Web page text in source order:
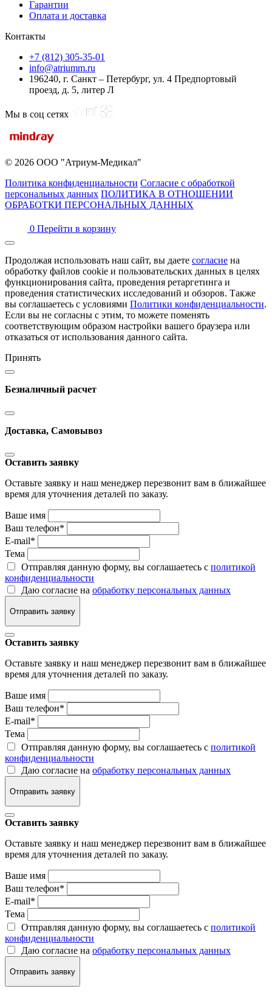
Гарантии
Оплата и доставка
Контакты
+7 (812) 305-35-01
info@atriumm.ru
196240, г. Санкт – Петербург, ул. 4 Предпортовый
проезд, д. 5, литер Л
Мы в соц сетях
© 2026 ООО "Атриум-Медикал"
Политика конфиденциальности Согласие с обработкой
персональных данных ПОЛИТИКА В ОТНОШЕНИИ
ОБРАБОТКИ ПЕРСОНАЛЬНЫХ ДАННЫХ
0 Перейти в корзину
Продолжая использовать наш сайт, вы даете согласие на
обработку файлов cookie и пользовательских данных в целях
функционирования сайта, проведения ретаргетинга и
проведения статистических исследований и обзоров. Также
вы соглашаетесь с условиями Политики конфиденциальности.
Если вы не согласны с этим, то можете поменять
соответствующим образом настройки вашего браузера или
отказаться от использования данного сайта.
Принять
Безналичный расчет
Доставка, Самовывоз
Оставить заявку
Оставьте заявку и наш менеджер перезвонит вам в ближайшее
время для уточнения деталей по заказу.
Ваше имя
Ваш телефон*
E-mail*
Тема
Отправляя данную форму, вы соглашаетесь с политикой
конфиденциальности
Даю согласие на обработку персональных данных
Отправить заявку
Оставить заявку
Оставьте заявку и наш менеджер перезвонит вам в ближайшее
время для уточнения деталей по заказу.
Ваше имя
Ваш телефон*
E-mail*
Тема
Отправляя данную форму, вы соглашаетесь с политикой
конфиденциальности
Даю согласие на обработку персональных данных
Отправить заявку
Оставить заявку
Оставьте заявку и наш менеджер перезвонит вам в ближайшее
время для уточнения деталей по заказу.
Ваше имя
Ваш телефон*
E-mail*
Тема
Отправляя данную форму, вы соглашаетесь с политикой
конфиденциальности
Даю согласие на обработку персональных данных
Отправить заявку